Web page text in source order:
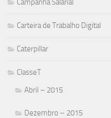
Campanha Salarial
Carteira de Trabalho Digital
Caterpillar
ClasseT
Abril – 2015
Dezembro – 2015